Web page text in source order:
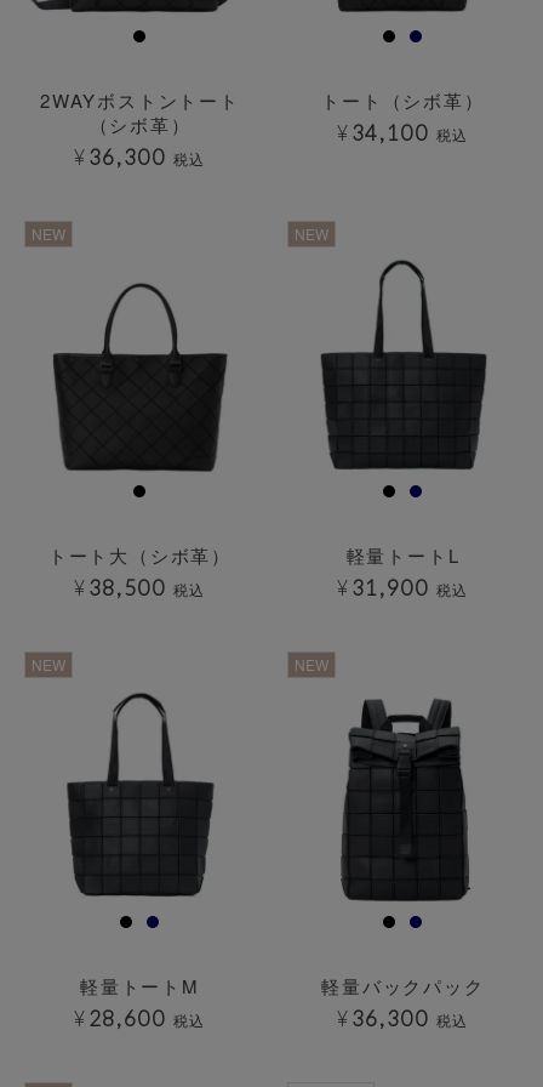
2WAYボストントート
（シボ革）
¥36,300 税込
トート（シボ革）
¥34,100 税込
NEW
トート大（シボ革）
¥38,500 税込
NEW
軽量トートL
¥31,900 税込
NEW
軽量トートM
¥ 28,600 税込
NEW
軽量バックパック
¥36,300 税込